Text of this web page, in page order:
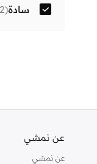
سادة(
2
عن نمشي
عن نمشي